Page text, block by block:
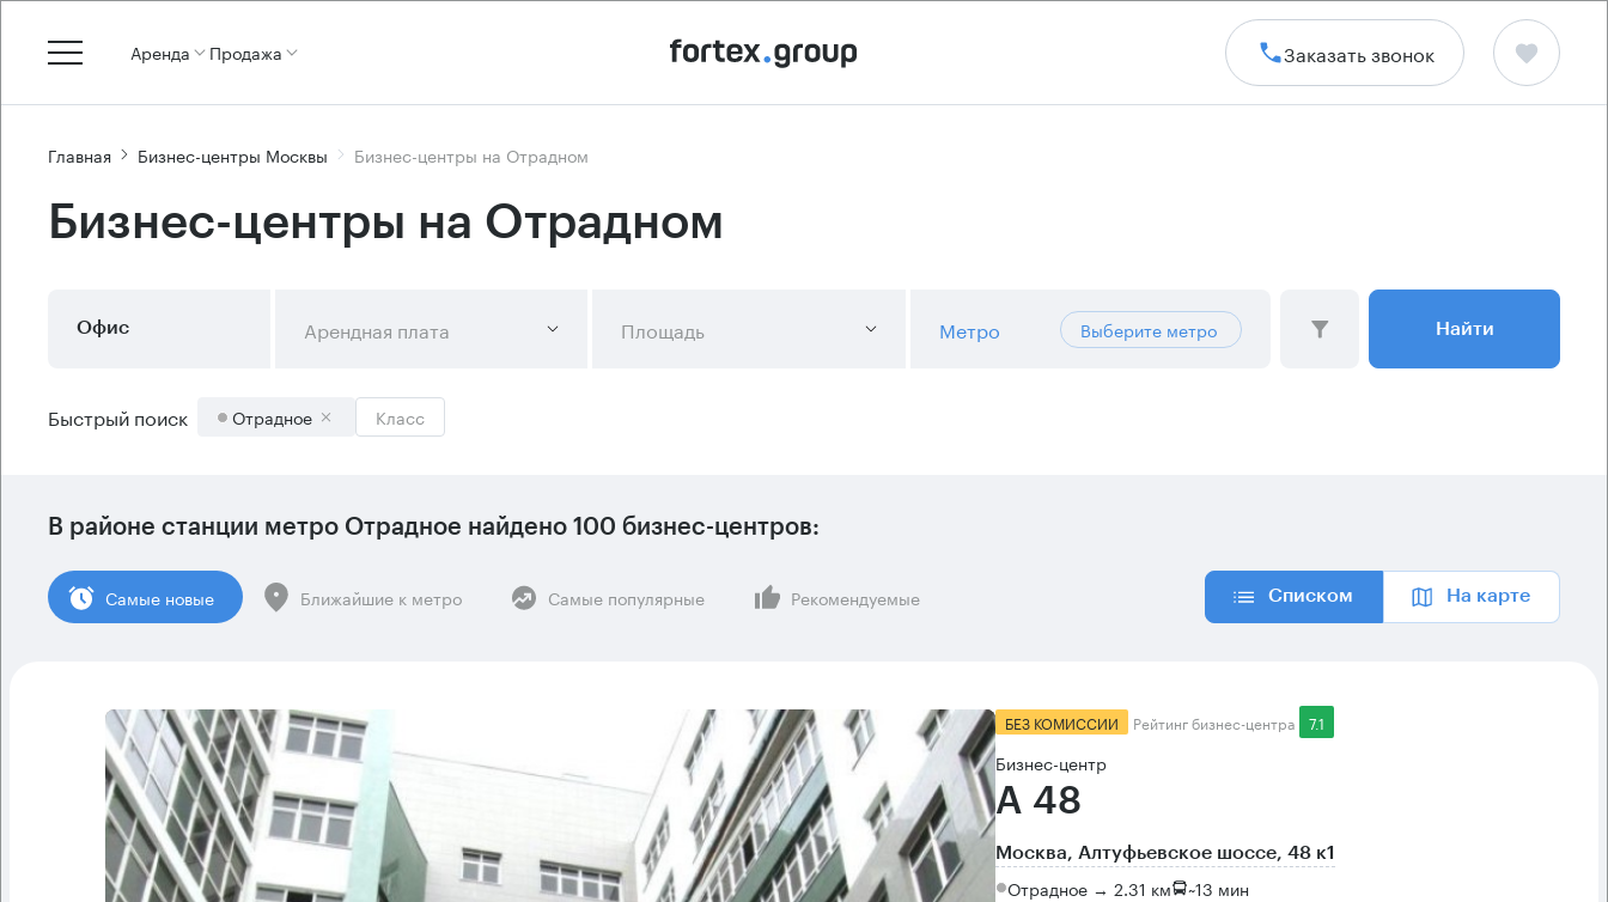
Аренда Продажа Заказать звонок
Главная Бизнес-центры Москвы Бизнес-центры на Отрадном
Бизнес-центры на Отрадном
Офис Арендная плата Площадь Метро Выберите метро Найти
Быстрый поиск Отрадное Класс
В районе станции метро Отрадное найдено 100 бизнес-центров:
Cамые новые Ближайшие к метро Самые популярные Рекомендуемые Списком На карте
БЕЗ КОМИССИИ Рейтинг бизнес-центра 7.1
Бизнес-центр
А 48
Москва, Алтуфьевское шоссе, 48 к1
Отрадное → 2.31 км ~13 мин